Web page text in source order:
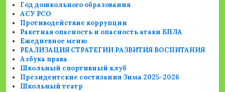
Год дошкольного образования
АСУ РСО
Противодействие коррупции
Ракетная опасность и опасность атаки БПЛА
Ежедневное меню
РЕАЛИЗАЦИЯ СТРАТЕГИИ РАЗВИТИЯ ВОСПИТАНИЯ
Азбука права
Школьный спортивный клуб
Президентские состязания Зима 2025-2026
Школьный театр